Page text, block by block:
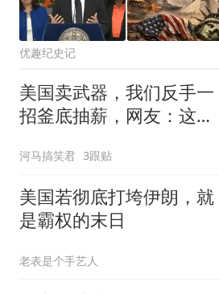
优趣纪史记
美国卖武器，我们反手一
招釜底抽薪，网友：这招
河马搞笑君 3跟贴
美国若彻底打垮伊朗，就
是霸权的末日
老表是个手艺人